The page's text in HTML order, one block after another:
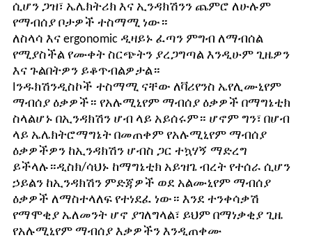
ሲሆን ጋዝ፣ ኤሌክትሪክ እና ኢንዳክሽንን ጨምሮ ለሁሉም
የማብሰያ ቦታዎች ተስማሚ ነው።
ለስላሳ እና ergonomic ዲዛይኑ ፈጣን ምግብ ለማብሰል
የሚያስችል የሙቀት ስርጭትን ያረጋግጣል እንዲሁም ጊዜዎን
እና ጉልበትዎን ይቆጥብልዎታል።
Iንዱክሽንዲስኮች ተስማሚ ናቸው ለቫሪየንስ ኤየሊሙኒየም
ማብሰያ ዕቃዎች። የአሉሚኒየም ማብሰያ ዕቃዎች በማግኔቲክ
ስላልሆኑ በኢንዳክሽን ሆብ ላይ አይሰሩም። ሆኖም ግን፣ በሆብ
ላይ ኤሌክትሮማግኔት በመጠቀም የአሉሚኒየም ማብሰያ
ዕቃዎችዎን ከኢንዳክሽን ሆብስ ጋር ተኳሃኝ ማድረግ
ይችላሉ።ዲስክ/ሳህኑ ከማግኔቲክ አይዝጌ ብረት የተሰራ ሲሆን
ኃይልን ከኢንዳክሽን ምድጃዎች ወደ አልሙኒየም ማብሰያ
ዕቃዎች ለማስተላለፍ የተነደፈ ነው። እንደ ተንቀሳቃሽ
የማሞቂያ ኤለመንት ሆኖ ያገለግላል፣ ይህም በማነቃቂያ ጊዜ
የአሉሚኒየም ማብሰያ እቃዎችን እንዲጠቀሙ